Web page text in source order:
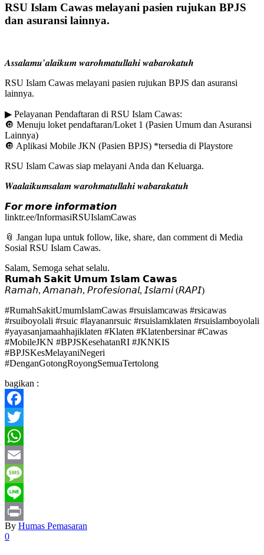
RSU Islam Cawas melayani pasien rujukan BPJS
dan asuransi lainnya.
𝑨𝒔𝒔𝒂𝒍𝒂𝒎𝒖’𝒂𝒍𝒂𝒊𝒌𝒖𝒎 𝒘𝒂𝒓𝒐𝒉𝒎𝒂𝒕𝒖𝒍𝒍𝒂𝒉𝒊 𝒘𝒂𝒃𝒂𝒓𝒐𝒌𝒂𝒕𝒖𝒉
RSU Islam Cawas melayani pasien rujukan BPJS dan asuransi
lainnya.
▶ Pelayanan Pendaftaran di RSU Islam Cawas:
🔘 Menuju loket pendaftaran/Loket 1 (Pasien Umum dan Asuransi
Lainnya)
🔘 Aplikasi Mobile JKN (Pasien BPJS) *tersedia di Playstore
RSU Islam Cawas siap melayani Anda dan Keluarga.
𝑾𝒂𝒂𝒍𝒂𝒊𝒌𝒖𝒎𝒔𝒂𝒍𝒂𝒎 𝒘𝒂𝒓𝒐𝒉𝒎𝒂𝒕𝒖𝒍𝒍𝒂𝒉𝒊 𝒘𝒂𝒃𝒂𝒓𝒂𝒌𝒂𝒕𝒖𝒉
𝙁𝙤𝙧 𝙢𝙤𝙧𝙚 𝙞𝙣𝙛𝙤𝙧𝙢𝙖𝙩𝙞𝙤𝙣
linktr.ee/InformasiRSUIslamCawas
📎 Jangan lupa untuk follow, like, share, dan comment di Media
Sosial RSU Islam Cawas.
Salam, Semoga sehat selalu.
𝗥𝘂𝗺𝗮𝗵 𝗦𝗮𝗸𝗶𝘁 𝗨𝗺𝘂𝗺 𝗜𝘀𝗹𝗮𝗺 𝗖𝗮𝘄𝗮𝘀
𝘙𝘢𝘮𝘢𝘩, 𝘈𝘮𝘢𝘯𝘢𝘩, 𝘗𝘳𝘰𝘧𝘦𝘴𝘪𝘰𝘯𝘢𝘭, 𝘐𝘴𝘭𝘢𝘮𝘪 (𝘙𝘈𝘗𝘐)
#RumahSakitUmumIslamCawas #rsuislamcawas #rsicawas
#rsuiboyolali #rsuic #layananrsuic #rsuislamklaten #rsuislamboyolali
#yayasanjamaahhajiklaten #Klaten #Klatenbersinar #Cawas
#MobileJKN #BPJSKesehatanRI #JKNKIS
#BPJSKesMelayaniNegeri
#DenganGotongRoyongSemuaTertolong
bagikan :
Facebook
Twitter
WhatsApp
Email
Message
Line
Print
By Humas Pemasaran
0